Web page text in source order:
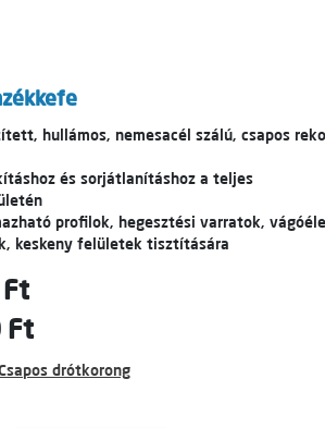
hullámos, nemesacél szálú, csapos
és sorjátlanításhoz a teljes
profilok, hegesztési varratok,
keskeny felületek tisztítására
Ft
drótkorong